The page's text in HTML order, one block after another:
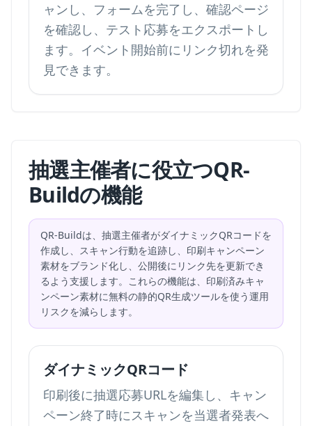
ャンし、フォームを完了し、確認ページ
を確認し、テスト応募をエクスポートし
ます。イベント開始前にリンク切れを発
見できます。
抽選主催者に役立つQR-
Buildの機能
QR-Buildは、抽選主催者がダイナミックQRコードを
作成し、スキャン行動を追跡し、印刷キャンペーン
素材をブランド化し、公開後にリンク先を更新でき
るよう支援します。これらの機能は、印刷済みキャ
ンペーン素材に無料の静的QR生成ツールを使う運用
リスクを減らします。
ダイナミックQRコード
印刷後に抽選応募URLを編集し、キャン
ペーン終了時にスキャンを当選者発表へ